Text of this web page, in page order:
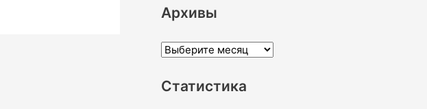
Архивы
А
х
Статистика